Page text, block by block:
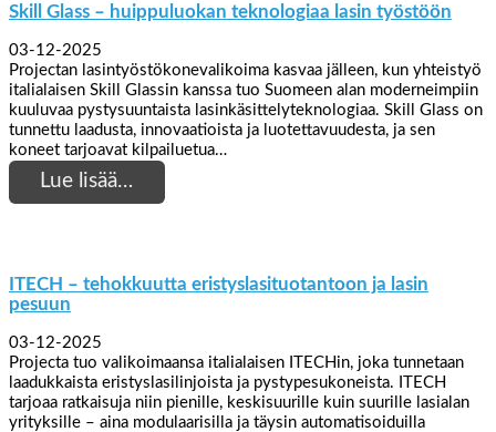
Skill Glass – huippuluokan teknologiaa lasin työstöön
03-12-2025
Projectan lasintyöstökonevalikoima kasvaa jälleen, kun yhteistyö
italialaisen Skill Glassin kanssa tuo Suomeen alan moderneimpiin
kuuluvaa pystysuuntaista lasinkäsittelyteknologiaa. Skill Glass on
tunnettu laadusta, innovaatioista ja luotettavuudesta, ja sen
koneet tarjoavat kilpailuetua…
Lue lisää…
ITECH – tehokkuutta eristyslasituotantoon ja lasin
pesuun
03-12-2025
Projecta tuo valikoimaansa italialaisen ITECHin, joka tunnetaan
laadukkaista eristyslasilinjoista ja pystypesukoneista. ITECH
tarjoaa ratkaisuja niin pienille, keskisuurille kuin suurille lasialan
yrityksille – aina modulaarisilla ja täysin automatisoiduilla